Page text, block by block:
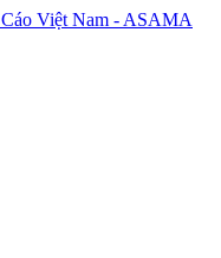
Việt Nam - ASAMA